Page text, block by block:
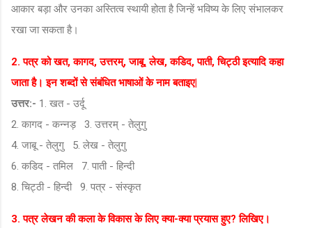
आकार बड़ा और उनका अस्तित्व स्थायी होता है जिन्हें भविष्य के लिए संभालकर
रखा जा सकता है।
2. पत्र को खत, कागद, उत्तरम्‌, जाबू, लेख, कडिद, पाती, चिट्ठी इत्यादि कहा
जाता है। इन शब्दों से संबंधित भाषाओं के नाम बताइए|
उत्तर:- 1. खत - उर्दू
2. कागद - कन्नड़ 3. उत्तरम्‌ - तेलुगु
4. जाबू - तेलुगु 5. लेख - तेलुगु
6. कडिद - तमिल 7. पाती - हिन्दी
8. चिट्ठी - हिन्दी 9. पत्र - संस्कृत
3. पत्र लेखन की कला के विकास के लिए क्या-क्या प्रयास हुए? लिखिए।